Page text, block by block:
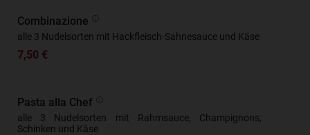
Combinazione
alle 3 Nudelsorten mit Hackfleisch-Sahnesauce und Käse
7,50 €
Pasta alla Chef
alle 3 Nudelsorten mit Rahmsauce, Champignons,
Schinken und Käse